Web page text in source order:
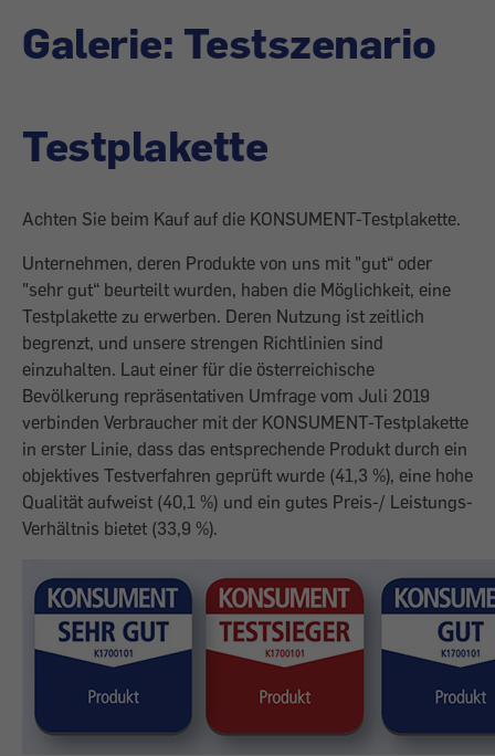
Galerie: Testszenario
Testplakette
Achten Sie beim Kauf auf die KONSUMENT-Testplakette.
Unternehmen, deren Produkte von uns mit "gut“ oder
"sehr gut“ beurteilt wurden, haben die Möglichkeit, eine
Testplakette zu erwerben. Deren Nutzung ist zeitlich
begrenzt, und unsere strengen Richtlinien sind
einzuhalten. Laut einer für die österreichische
Bevölkerung repräsentativen Umfrage vom Juli 2019
verbinden Verbraucher mit der KONSUMENT-Testplakette
in erster Linie, dass das entsprechende Produkt durch ein
objektives Testverfahren geprüft wurde (41,3 %), eine hohe
Qualität aufweist (40,1 %) und ein gutes Preis-/ Leistungs-
Verhältnis bietet (33,9 %).